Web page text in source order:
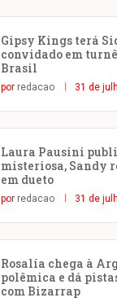
Gipsy Kings terá
convidado em
Brasil
por redacao 31 de
Laura Pausini
misteriosa, Sandy
em dueto
por redacao 31 de
Rosalía chega à
polêmica e dá
com Bizarrap